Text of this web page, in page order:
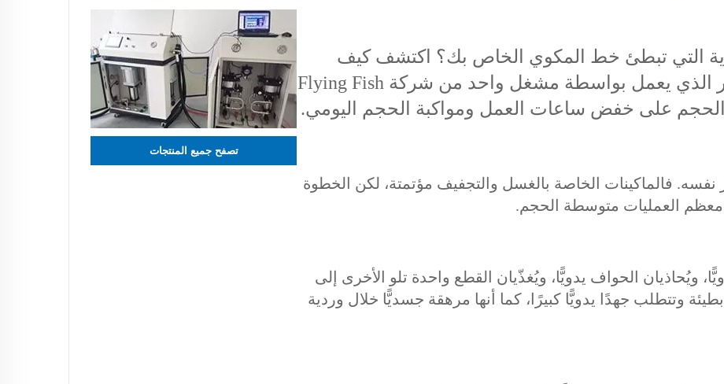
التي تبطئ خط المكوي الخاص بك؟ اكتشف كيف
يساعد جهاز تغذية ملاءات السرير الذي يعمل بواسطة مشغل واحد من شركة Flying Fish
على خفض ساعات العمل ومواكبة الحجم اليومي.
فالماكينات الخاصة بالغسل والتجفيف مؤتمتة، لكن الخطوة
معظم العمليات متوسطة الحجم.
ويُحاذيان الحواف يدويًّا، ويُغذّيان القطع واحدة تلو الأخرى إلى
وتتطلب جهدًا يدويًّا كبيرًا، كما أنها مرهقة جسديًّا خلال وردية
تصفح جميع المنتجات